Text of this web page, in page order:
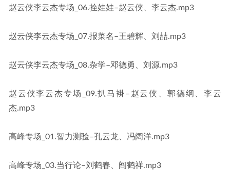
赵云侠李云杰专场_06.拴娃娃–赵云侠、李云杰.mp3
赵云侠李云杰专场_07.报菜名–王碧辉、刘喆.mp3
赵云侠李云杰专场_08.杂学–邓德勇、刘源.mp3
赵云侠李云杰专场_09.扒马褂–赵云侠、郭德纲、李云
杰.mp3
高峰专场_01.智力测验–孔云龙、冯阔洋.mp3
高峰专场_03.当行论–刘鹤春、阎鹤祥.mp3